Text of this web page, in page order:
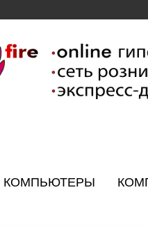
КОМПЬЮТЕРЫ